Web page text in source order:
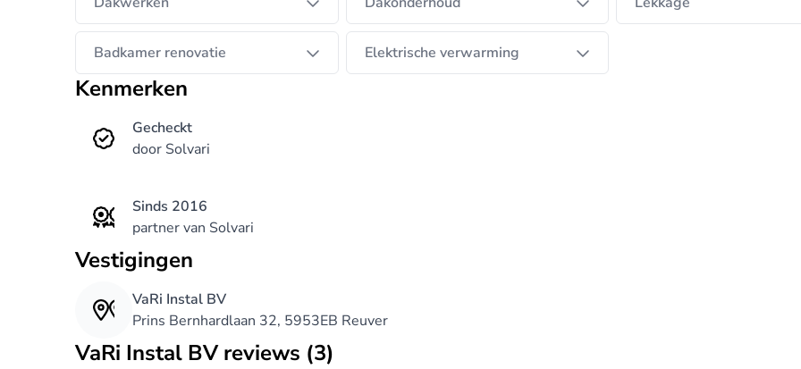
Badkamer renovatie Elektrische verwarming
Kenmerken
Gecheckt
door Solvari
Sinds 2016
partner van Solvari
Vestigingen
VaRi Instal BV
Prins Bernhardlaan 32, 5953EB Reuver
VaRi Instal BV reviews (3)